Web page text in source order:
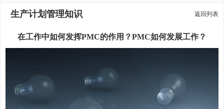
生产计划管理知识 返回列表
在工作中如何发挥PMC的作用？PMC如何发展工作？